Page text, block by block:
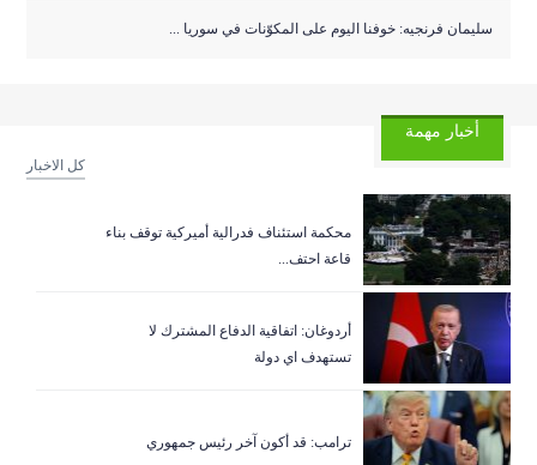
سليمان فرنجيه: خوفنا اليوم على المكوّنات في سوريا ...
أخبار مهمة
كل الاخبار
‏محكمة استئناف فدرالية أميركية توقف بناء
قاعة احتف...
أردوغان: اتفاقية الدفاع المشترك لا
تستهدف اي دولة
ترامب: قد أكون آخر رئيس جمهوري